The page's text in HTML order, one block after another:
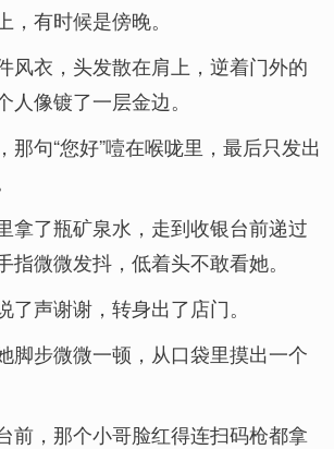
有时候是傍晚。
风衣，头发散在肩上，逆着门外的
像镀了一层金边。
那句“您好”噎在喉咙里，最后只发出
拿了瓶矿泉水，走到收银台前递过
指微微发抖，低着头不敢看她。
了声谢谢，转身出了店门。
脚步微微一顿，从口袋里摸出一个
前，那个小哥脸红得连扫码枪都拿